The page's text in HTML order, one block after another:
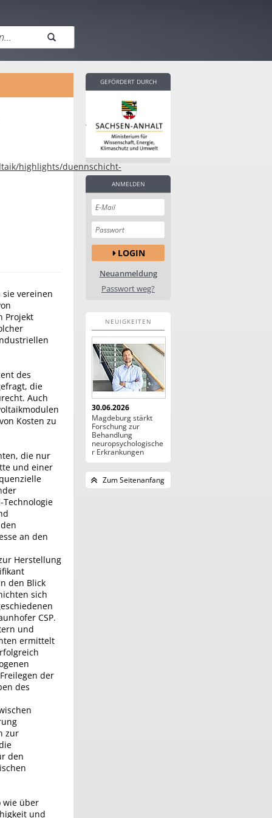
highlights/duennschicht-
vereinen
Projekt
des
die
Auch
Kosten zu
die nur
und einer
an den
Herstellung
den Blick
sich
CSP.
und
ermittelt
der
des
zur
den
wie über
und
GEFÖRDERT DURCH
ANMELDEN
LOGIN
Neuanmeldung
Passwort weg?
NEUIGKEITEN
30.06.2026
Magdeburg stärkt
Forschung zur
Behandlung
neuropsychologische
r Erkrankungen
Zum Seitenanfang